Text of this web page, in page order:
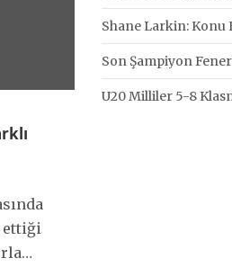
ettiği
Shane Larkin: Konu
Son Şampiyon
U20 Milliler 5-8